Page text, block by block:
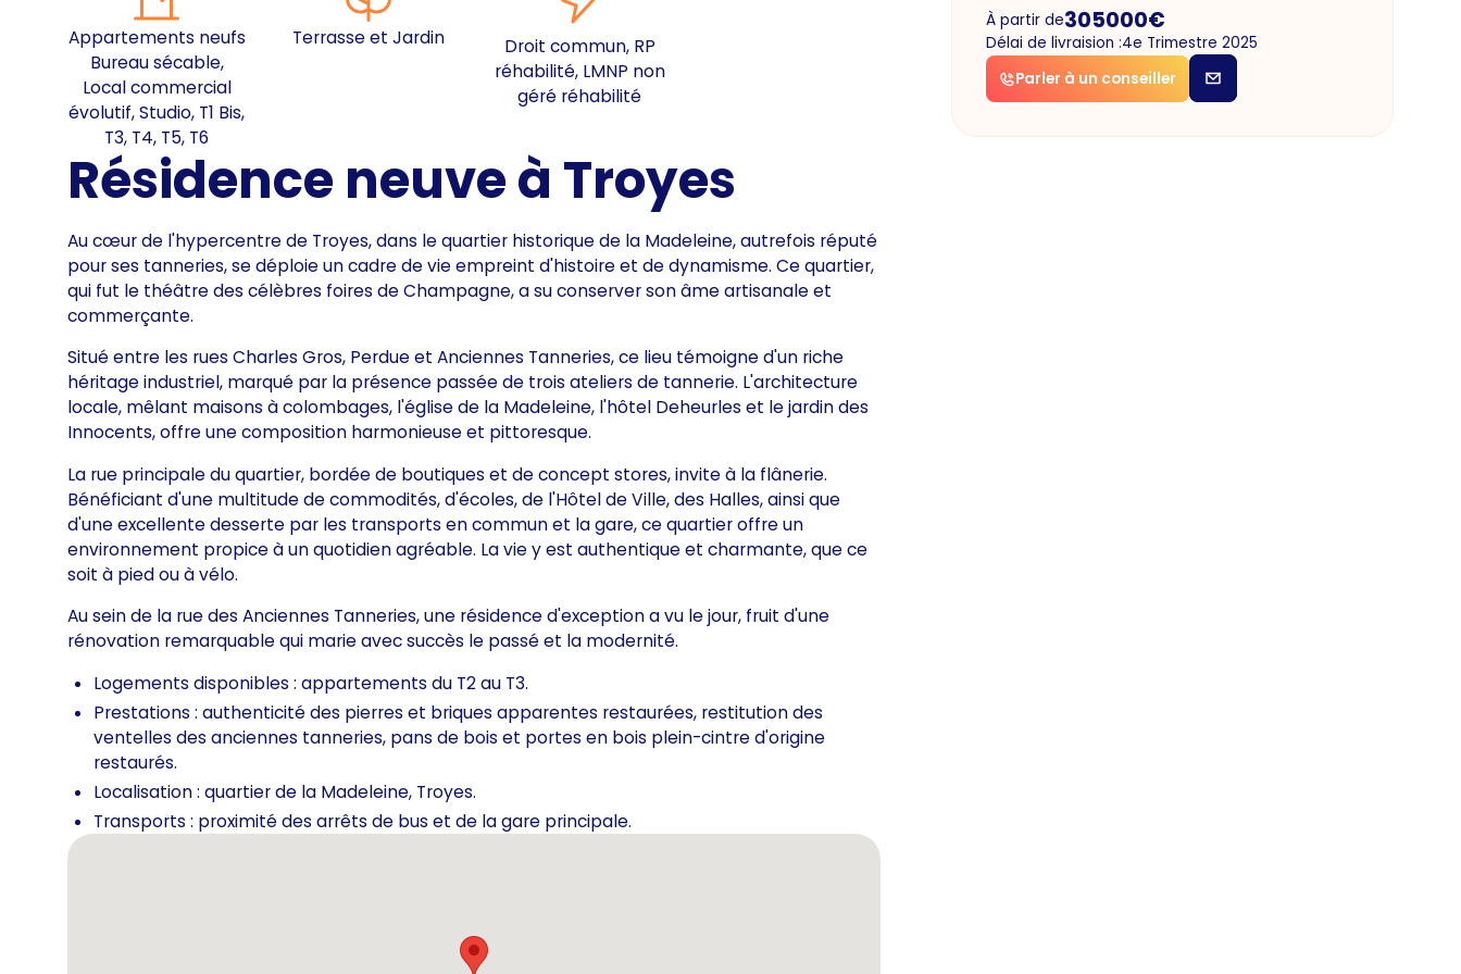
Appartements neufs
Bureau sécable,
Local commercial
évolutif, Studio, T1 Bis,
T3, T4, T5, T6
Terrasse et Jardin
Droit commun, RP
réhabilité, LMNP non
géré réhabilité
Résidence neuve à Troyes
Au cœur de l'hypercentre de Troyes, dans le quartier historique de la Madeleine, autrefois réputé
pour ses tanneries, se déploie un cadre de vie empreint d'histoire et de dynamisme. Ce quartier,
qui fut le théâtre des célèbres foires de Champagne, a su conserver son âme artisanale et
commerçante.
Situé entre les rues Charles Gros, Perdue et Anciennes Tanneries, ce lieu témoigne d'un riche
héritage industriel, marqué par la présence passée de trois ateliers de tannerie. L'architecture
locale, mêlant maisons à colombages, l'église de la Madeleine, l'hôtel Deheurles et le jardin des
Innocents, offre une composition harmonieuse et pittoresque.
La rue principale du quartier, bordée de boutiques et de concept stores, invite à la flânerie.
Bénéficiant d'une multitude de commodités, d'écoles, de l'Hôtel de Ville, des Halles, ainsi que
d'une excellente desserte par les transports en commun et la gare, ce quartier offre un
environnement propice à un quotidien agréable. La vie y est authentique et charmante, que ce
soit à pied ou à vélo.
Au sein de la rue des Anciennes Tanneries, une résidence d'exception a vu le jour, fruit d'une
rénovation remarquable qui marie avec succès le passé et la modernité.
Logements disponibles : appartements du T2 au T3.
Prestations : authenticité des pierres et briques apparentes restaurées, restitution des
ventelles des anciennes tanneries, pans de bois et portes en bois plein-cintre d'origine
restaurés.
Localisation : quartier de la Madeleine, Troyes.
Transports : proximité des arrêts de bus et de la gare principale.
À partir de305000€
Délai de livraision :4e Trimestre 2025
Parler à un conseiller